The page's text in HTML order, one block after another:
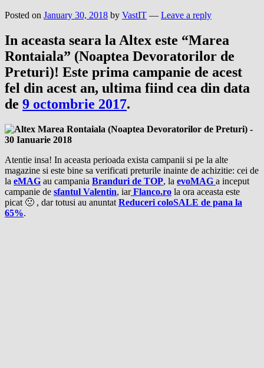
Posted on January 30, 2018 by VastIT — Leave a reply
In aceasta seara la Altex este “Marea
Rontaiala” (Noaptea Devoratorilor de
Preturi)! Este prima campanie de acest
fel din acest an, ultima fiind cea din data
de 9 octombrie 2017.
Atentie insa! In aceasta perioada exista campanii si pe la alte
magazine si este bine sa verificati preturile inainte de achizitie: cei de
la eMAG au campania Branduri de TOP, la evoMAG a inceput
campanie de sfantul Valentin, iarFlanco.ro la ora aceasta este
picat 🙁 , dar totusi au anuntat Reduceri coloSALE de pana la
65%.